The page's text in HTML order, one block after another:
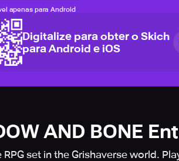
apenas para Android
Digitalize para obter o Skich
para Android e iOS
AND BONE
RPG set in the Grishaverse world.